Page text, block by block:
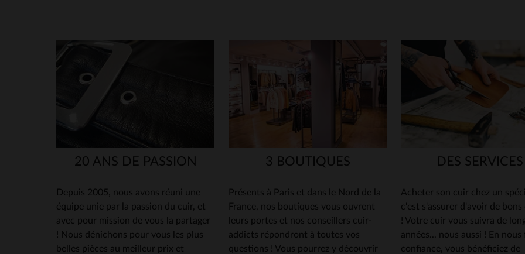
20 ANS DE PASSION
Depuis 2005, nous avons réuni une
équipe unie par la passion du cuir, et
avec pour mission de vous la partager
! Nous dénichons pour vous les plus
belles pièces au meilleur prix et
3 BOUTIQUES
Présents à Paris et dans le Nord de la
France, nos boutiques vous ouvrent
leurs portes et nos conseillers cuir-
addicts répondront à toutes vos
questions ! Vous pourrez y découvrir
DES SERVICES
Acheter son cuir chez un
c'est s'assurer d'avoir de bons
! Votre cuir vous suivra de
années... nous aussi ! En
confiance, vous bénéficiez de